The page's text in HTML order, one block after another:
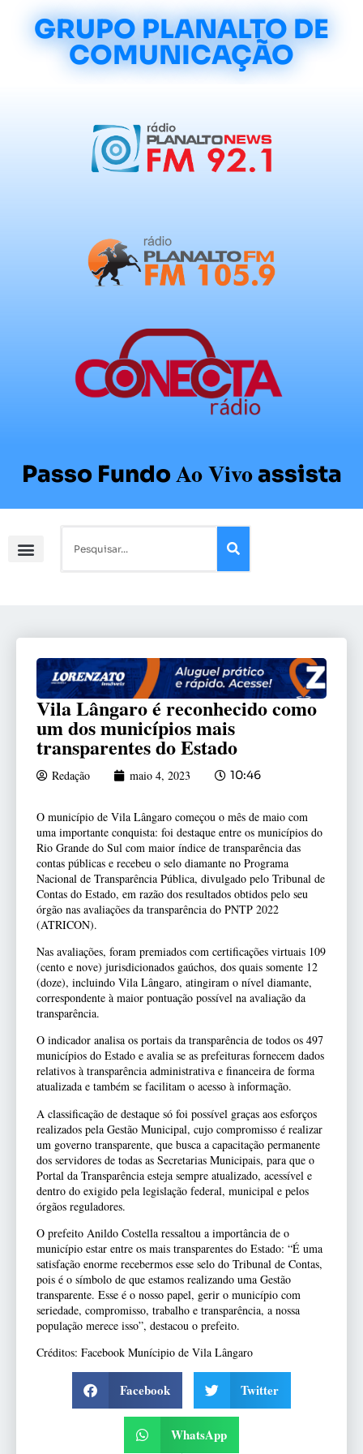
GRUPO PLANALTO DE
COMUNICAÇÃO
Passo FundoAo Vivoassista
Vila Lângaro é reconhecido como
um dos municípios mais
transparentes do Estado
Redação maio 4, 2023 10:46
O município de Vila Lângaro começou o mês de maio com
uma importante conquista: foi destaque entre os municípios do
Rio Grande do Sul com maior índice de transparência das
contas públicas e recebeu o selo diamante no Programa
Nacional de Transparência Pública, divulgado pelo Tribunal de
Contas do Estado, em razão dos resultados obtidos pelo seu
órgão nas avaliações da transparência do PNTP 2022
(ATRICON).
Nas avaliações, foram premiados com certificações virtuais 109
(cento e nove) jurisdicionados gaúchos, dos quais somente 12
(doze), incluindo Vila Lângaro, atingiram o nível diamante,
correspondente à maior pontuação possível na avaliação da
transparência.
O indicador analisa os portais da transparência de todos os 497
municípios do Estado e avalia se as prefeituras fornecem dados
relativos à transparência administrativa e financeira de forma
atualizada e também se facilitam o acesso à informação.
A classificação de destaque só foi possível graças aos esforços
realizados pela Gestão Municipal, cujo compromisso é realizar
um governo transparente, que busca a capacitação permanente
dos servidores de todas as Secretarias Municipais, para que o
Portal da Transparência esteja sempre atualizado, acessível e
dentro do exigido pela legislação federal, municipal e pelos
órgãos reguladores.
O prefeito Anildo Costella ressaltou a importância de o
município estar entre os mais transparentes do Estado: “É uma
satisfação enorme recebermos esse selo do Tribunal de Contas,
pois é o símbolo de que estamos realizando uma Gestão
transparente. Esse é o nosso papel, gerir o município com
seriedade, compromisso, trabalho e transparência, a nossa
população merece isso”, destacou o prefeito.
Créditos: Facebook Munícipio de Vila Lângaro
Facebook Twitter
WhatsApp